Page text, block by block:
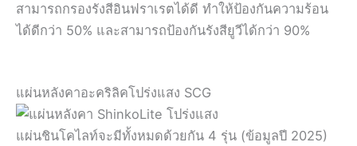
สามารถกรองรังสีอินฟราเรตได้ดี ทำให้ป้องกันความร้อน
ได้ดีกว่า 50% และสามารถป้องกันรังสียูวีได้กว่า 90%
แผ่นหลังคาอะคริลิคโปร่งแสง SCG
แผ่นชินโคไลท์จะมีทั้งหมดด้วยกัน 4 รุ่น (ข้อมูลปี 2025)